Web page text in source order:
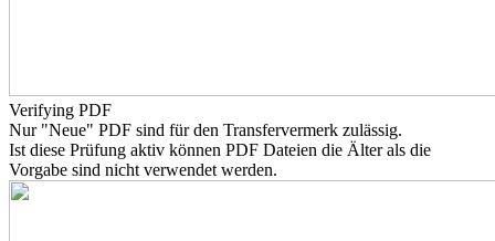
Verifying PDF
Nur "Neue" PDF sind für den Transfervermerk zulässig.
Ist diese Prüfung aktiv können PDF Dateien die Älter als die
Vorgabe sind nicht verwendet werden.